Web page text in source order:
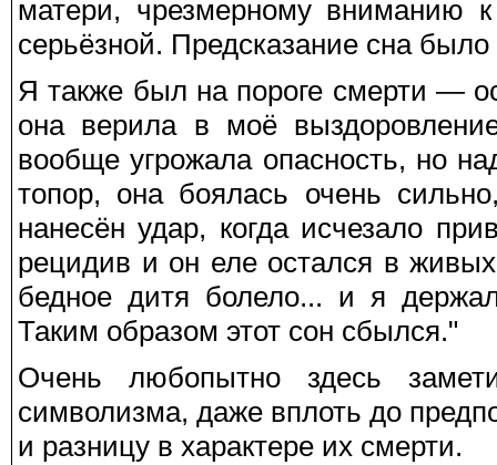
матери, чрезмерному вниманию к
серьёзной. Предсказание сна
Я также был на пороге смерти —
она верила в моё
вообще угрожала опасность, но
топор, она боялась очень
нанесён удар, когда исчезало
рецидив и он еле остался в
бедное дитя болело... и я
Таким образом этот сон сбылся."
Очень любопытно здесь
символизма, даже вплоть до
и разницу в характере их смерти.